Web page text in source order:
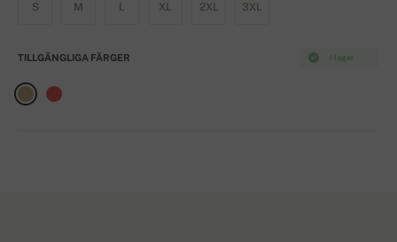
S M L XL 2XL 3XL
I lager
TILLGÄNGLIGA FÄRGER